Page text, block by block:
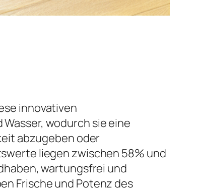
innovativen
wodurch sie eine
abzugeben oder
liegen zwischen 58% und
wartungsfrei und
Frische und Potenz des